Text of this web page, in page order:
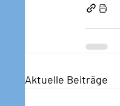
Aktuelle Beiträge